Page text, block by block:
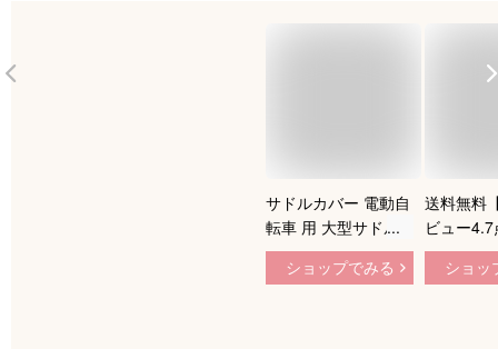
サドルカバー 電動自
転車 用 大型サドル
カバー のびーるチャ
リCAP BIG ビッグ
ショップでみる
送料無料
ビュー
カバー 一
黒 厚手
ショッ